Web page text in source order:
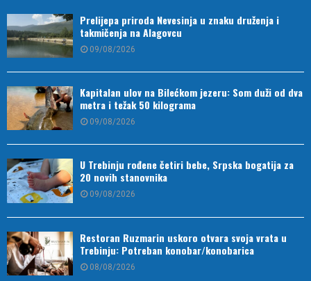
Prelijepa priroda Nevesinja u znaku druženja i
takmičenja na Alagovcu
09/08/2026
Kapitalan ulov na Bilećkom jezeru: Som duži od dva
metra i težak 50 kilograma
09/08/2026
U Trebinju rođene četiri bebe, Srpska bogatija za
20 novih stanovnika
09/08/2026
Restoran Ruzmarin uskoro otvara svoja vrata u
Trebinju: Potreban konobar/konobarica
08/08/2026